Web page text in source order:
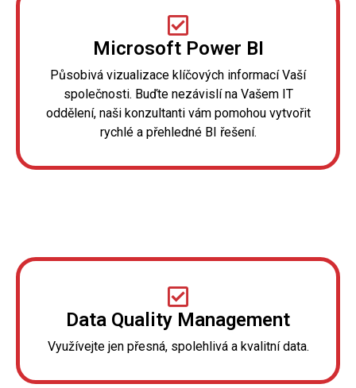
Microsoft Power BI
Působivá vizualizace klíčových informací Vaší
společnosti. Buďte nezávislí na Vašem IT
oddělení, naši konzultanti vám pomohou vytvořit
rychlé a přehledné BI řešení.
Data Quality Management
Využívejte jen přesná, spolehlivá a kvalitní data.